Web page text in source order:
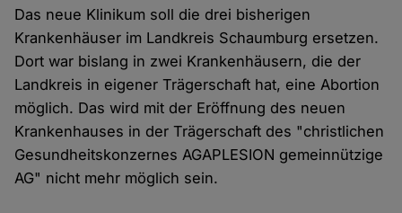
Das neue Klinikum soll die drei bisherigen
Krankenhäuser im Landkreis Schaumburg ersetzen.
Dort war bislang in zwei Krankenhäusern, die der
Landkreis in eigener Trägerschaft hat, eine Abortion
möglich. Das wird mit der Eröffnung des neuen
Krankenhauses in der Trägerschaft des "christlichen
Gesundheitskonzernes AGAPLESION gemeinnützige
AG" nicht mehr möglich sein.